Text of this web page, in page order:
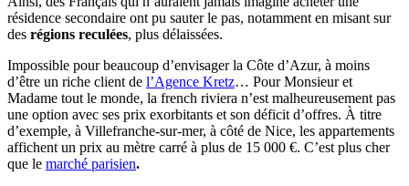
résidence secondaire ont pu sauter le pas, notamment en misant sur
des régions reculées, plus délaissées.
Impossible pour beaucoup d’envisager la Côte d’Azur, à moins
d’être un riche client de l’Agence Kretz… Pour Monsieur et
Madame tout le monde, la french riviera n’est malheureusement pas
une option avec ses prix exorbitants et son déficit d’offres. À titre
d’exemple, à Villefranche-sur-mer, à côté de Nice, les appartements
affichent un prix au mètre carré à plus de 15 000 €. C’est plus cher
que le marché parisien.